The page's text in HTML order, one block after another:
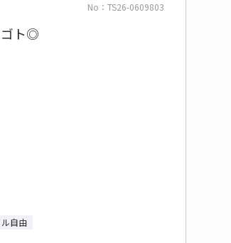
No：TS26-0609803
ゴト◎
自由